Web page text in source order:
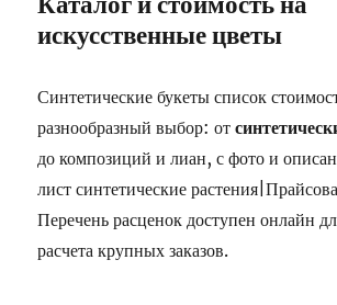
искусственные цветы
Синтетические букеты список
разнообразный выбор: от
до композиций и лиан, с фото и
лист синтетические
Перечень расценок доступен онлайн
расчета крупных заказов.